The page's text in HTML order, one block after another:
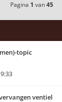
Pagina 1 van45
topic
ventiel